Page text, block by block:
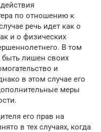
по отношению к
речь идет как о
и о физических
В том
лишен своих
и
в этом случае его
меры
его прав на
в тех случаях, когда